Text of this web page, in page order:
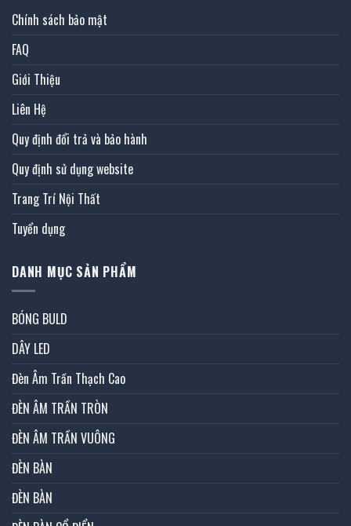
Chính sách bảo mật
FAQ
Giới Thiệu
Liên Hệ
Quy định đổi trả và bảo hành
Quy định sử dụng website
Trang Trí Nội Thất
Tuyển dụng
DANH MỤC SẢN PHẨM
BÓNG BULD
DÂY LED
Đèn Âm Trần Thạch Cao
ĐÈN ÂM TRẦN TRÒN
ĐÈN ÂM TRẦN VUÔNG
ĐÈN BÀN
ĐÈN BÀN